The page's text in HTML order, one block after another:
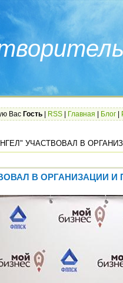
Вас Гость RSS Главная Блог
УЧАСТВОВАЛ В
В ОРГАНИЗАЦИИ